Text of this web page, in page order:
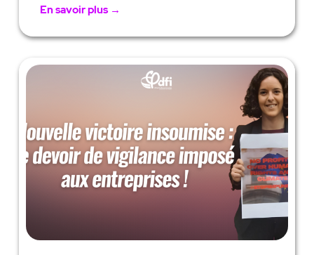
En savoir plus →